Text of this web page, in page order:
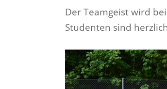
Der Teamgeist wird
Studenten sind